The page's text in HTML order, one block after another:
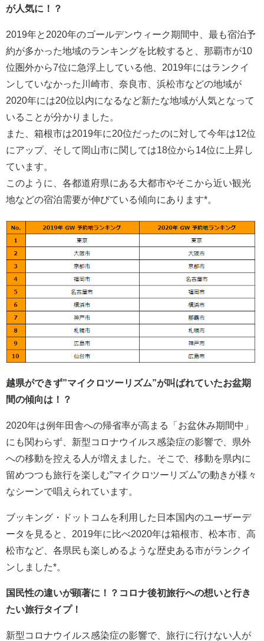
が人気に！？
2019年と2020年のゴールデンウィーク期間中、最も宿泊予
約が多かった地域のランキングを比較すると、那覇市が10
位圏外から7位に急浮上している他、2019年にはランクイ
ンしていなかった川崎市、奈良市、浜松市などの地域が
2020年には20位以内になるなど新たな地域が人気となって
いることが分かりました。
また、箱根市は2019年に20位だったのに対して今年は12位
にアップ、そして岡山市に関しては18位から14位に上昇し
ています。
このように、各都道府県にある大都市やそこから近い観光
地などの宿泊需要が伸びている傾向にあります*。
越県ができず”マイクロツーリズム”が叫ばれていたお盆期
間の傾向は！？
2020年は例年田舎への帰省率が高まる「お盆休み期間中」
にも関わらず、新型コロナウイルス感染症の影響で、県外
への移動を控える人が増えました。そこで、移動を県内に
留めつつも旅行を楽しむ”マイクロツーリズム”の動きが様々
なシーンで唱えられています。
ブッキング・ドットコムを利用した日本国内のユーザーデ
ータを見ると、2019年に比べ2020年は箱根市、松本市、高
松市など、各県民も楽しめるような歴史ある市がランクイ
ンしました*。
国民性の違いが顕著に！？コロナ後初旅行への想いと行き
たい旅行タイプ！
新型コロナウイルス感染症の影響で、旅行に行けない人が